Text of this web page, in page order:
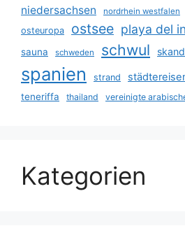
niedersachsen nordrhein westfalen
osteuropa ostsee playa del
sauna schweden schwul
spanien strand
teneriffa thailand vereinigte
Kategorien